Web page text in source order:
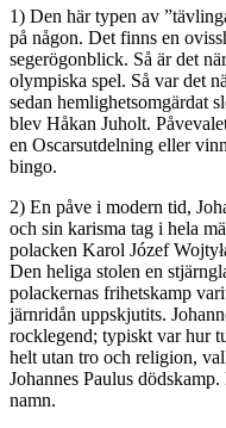
1) Den här typen av
på någon. Det finns en
segerögonblick. Så är det
olympiska spel. Så var det
sedan hemlighetsomgärdat
blev Håkan Juholt.
en Oscarsutdelning eller
bingo.
2) En påve i modern tid,
och sin karisma tag i hela
polacken Karol Józef
Den heliga stolen en
polackernas frihetskamp
järnridån uppskjutits.
rocklegend; typiskt var hur
helt utan tro och religion,
Johannes Paulus
namn.